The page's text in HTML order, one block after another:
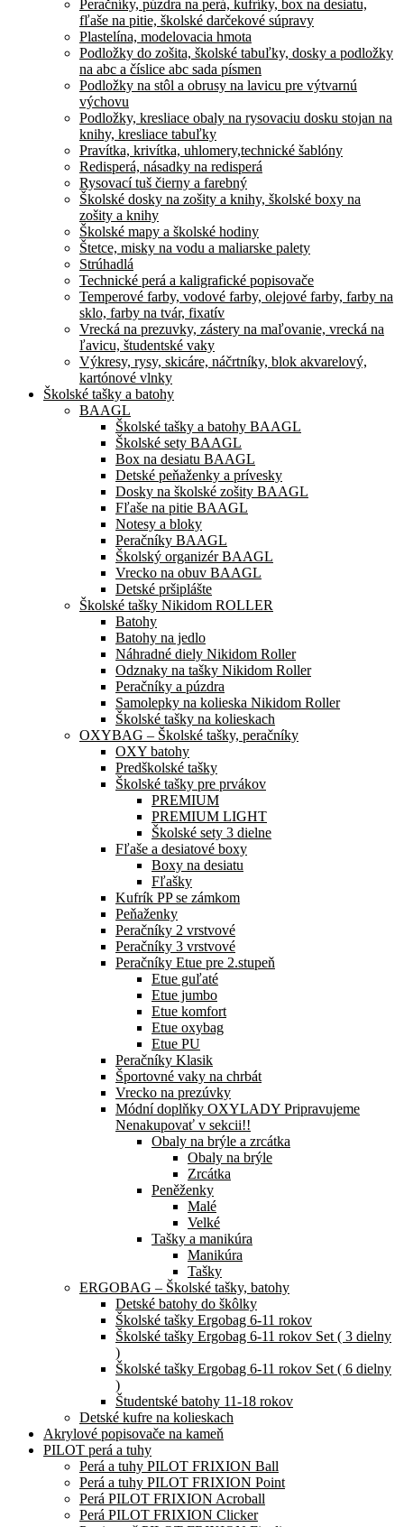
Peračníky, púzdra na perá, kufríky, box na desiatu,
fľaše na pitie, školské darčekové súpravy
Plastelína, modelovacia hmota
Podložky do zošita, školské tabuľky, dosky a podložky
na abc a číslice abc sada písmen
Podložky na stôl a obrusy na lavicu pre výtvarnú
výchovu
Podložky, kresliace obaly na rysovaciu dosku stojan na
knihy, kresliace tabuľky
Pravítka, krivítka, uhlomery,technické šablóny
Redisperá, násadky na redisperá
Rysovací tuš čierny a farebný
Školské dosky na zošity a knihy, školské boxy na
zošity a knihy
Školské mapy a školské hodiny
Štetce, misky na vodu a maliarske palety
Strúhadlá
Technické perá a kaligrafické popisovače
Temperové farby, vodové farby, olejové farby, farby na
sklo, farby na tvár, fixatív
Vrecká na prezuvky, zástery na maľovanie, vrecká na
ľavicu, študentské vaky
Výkresy, rysy, skicáre, náčrtníky, blok akvarelový,
kartónové vlnky
Školské tašky a batohy
BAAGL
Školské tašky a batohy BAAGL
Školské sety BAAGL
Box na desiatu BAAGL
Detské peňaženky a prívesky
Dosky na školské zošity BAAGL
Fľaše na pitie BAAGL
Notesy a bloky
Peračníky BAAGL
Školský organizér BAAGL
Vrecko na obuv BAAGL
Detské pršiplášte
Školské tašky Nikidom ROLLER
Batohy
Batohy na jedlo
Náhradné diely Nikidom Roller
Odznaky na tašky Nikidom Roller
Peračníky a púzdra
Samolepky na kolieska Nikidom Roller
Školské tašky na kolieskach
OXYBAG – Školské tašky, peračníky
OXY batohy
Predškolské tašky
Školské tašky pre prvákov
PREMIUM
PREMIUM LIGHT
Školské sety 3 dielne
Fľaše a desiatové boxy
Boxy na desiatu
Fľašky
Kufrík PP se zámkom
Peňaženky
Peračníky 2 vrstvové
Peračníky 3 vrstvové
Peračníky Etue pre 2.stupeň
Etue guľaté
Etue jumbo
Etue komfort
Etue oxybag
Etue PU
Peračníky Klasik
Športovné vaky na chrbát
Vrecko na prezúvky
Módní doplňky OXYLADY Pripravujeme
Nenakupovať v sekcii!!
Obaly na brýle a zrcátka
Obaly na brýle
Zrcátka
Peněženky
Malé
Velké
Tašky a manikúra
Manikúra
Tašky
ERGOBAG – Školské tašky, batohy
Detské batohy do škôlky
Školské tašky Ergobag 6-11 rokov
Školské tašky Ergobag 6-11 rokov Set ( 3 dielny
)
Školské tašky Ergobag 6-11 rokov Set ( 6 dielny
)
Študentské batohy 11-18 rokov
Detské kufre na kolieskach
Akrylové popisovače na kameň
PILOT perá a tuhy
Perá a tuhy PILOT FRIXION Ball
Perá a tuhy PILOT FRIXION Point
Perá PILOT FRIXION Acroball
Perá PILOT FRIXION Clicker